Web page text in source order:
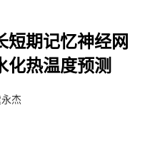
短期记忆神经网
化热温度预测
杰